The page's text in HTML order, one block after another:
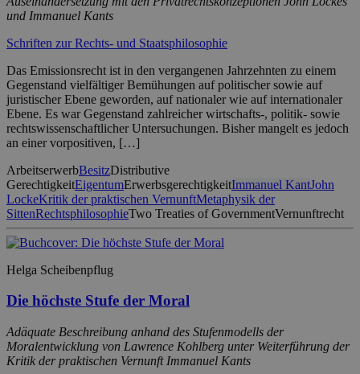
und Immanuel Kants
Schriften zur Rechts- und Staatsphilosophie
Das Emissionsrecht ist in den vergangenen Jahrzehnten zu einem
Gegenstand vielfältiger Bemühungen auf politischer sowie auf
juristischer Ebene geworden, auf nationaler wie auf internationaler
Ebene. Es war Gegenstand zahlreicher wirtschafts-, politik- sowie
rechtswissenschaftlicher Untersuchungen. Bisher mangelt es jedoch
an einer vorpositiven, […]
ArbeitserwerbBesitzDistributive
GerechtigkeitEigentumErwerbsgerechtigkeitImmanuel KantJohn
LockeKritik der praktischen VernunftMetaphysik der
SittenRechtsphilosophieTwo Treaties of GovernmentVernunftrecht
Helga Scheibenpflug
Die höchste Stufe der Moral
Adäquate Beschreibung anhand des Stufenmodells der
Moralentwicklung von Lawrence Kohlberg unter Weiterführung der
Kritik der praktischen Vernunft Immanuel Kants